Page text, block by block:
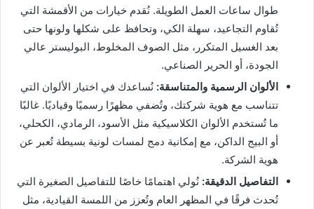
طوال ساعات العمل الطويلة. نُقدم خيارات من الأقمشة التي
تُقاوم التجاعيد، سهلة الكي، وتحافظ على شكلها ولونها حتى
بعد الغسيل المتكرر، مثل الصوف المخلوط، البوليستر عالي
الجودة، أو الحرير الصناعي.
الألوان الرسمية والمتناسقة: نُساعدك في اختيار الألوان التي
تتناسب مع هوية شركتك، وتُضفي مظهرًا رسميًا وقياديًا. غالبًا
ما تُستخدم الألوان الكلاسيكية مثل الأسود، الرمادي، الكحلي،
أو البيج الداكن، مع إمكانية دمج لمسات لونية بسيطة تُعبر عن
هوية الشركة.
التفاصيل الدقيقة: نُولي اهتمامًا خاصًا للتفاصيل الصغيرة التي
تُحدث فرقًا في المظهر العام وتُعزز من اللمسة القيادية، مثل